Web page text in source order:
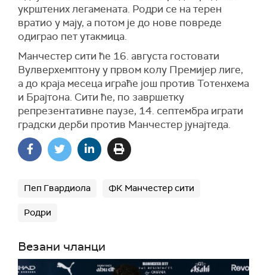
укрштених легамената. Родри се на терен
вратио у мају, а потом је до нове повреде
одиграо пет утакмица.
Манчестер сити ће 16. августа гостовати
Вулверхемптону у првом колу Премијер лиге,
а до краја месеца играће још против Тотенхема
и Брајтона. Сити ће, по завршетку
репрезентативне паузе, 14. септембра играти
градски дерби против Манчестер јунајтеда.
Пеп Гвардиола ФК Манчестер сити
Родри
Везани чланци